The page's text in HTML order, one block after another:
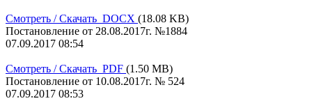
Смотреть / Скачать DOCX (18.08 KB)
Постановление от 28.08.2017г. №1884
07.09.2017 08:54
Смотреть / Скачать PDF (1.50 MB)
Постановление от 10.08.2017г. № 524
07.09.2017 08:53